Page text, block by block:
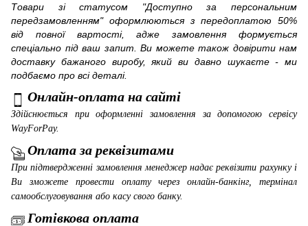
Товари зі статусом "Доступно за персональним
передзамовленням" оформлюються з передоплатою 50%
від повної вартості, адже замовлення формується
спеціально під ваш запит. Ви можете також довірити нам
доставку бажаного виробу, який ви давно шукаєте - ми
подбаємо про всі деталі.
Онлайн-оплата на сайті
Здійснюється при оформленні замовлення за допомогою сервісу
WayForPay.
Оплата за реквізитами
При підтвердженні замовлення менеджер надає реквізити рахунку і
Ви зможете провести оплату через онлайн-банкінг, термінал
самообслуговування або касу свого банку.
Готівкова оплата